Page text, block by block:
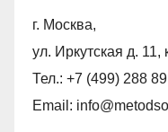
г. Москва,
ул. Иркутская д. 11,
Тел.: +7 (499) 288
Email: